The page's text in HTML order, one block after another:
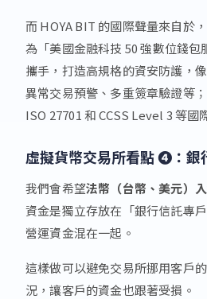
而 HOYA BIT 的國際聲量來自於
為「美國金融科技 50 強數位錢
攜手，打造高規格的資安防護，
異常交易預警、多重簽章驗證等
ISO 27701 和 CCSS Level 3 等國
虛擬貨幣交易所看點 ❹：銀
我們會希望法幣（台幣、美元）
資金是獨立存放在「銀行信託專
營運資金混在一起。
這樣做可以避免交易所挪用客戶
況，讓客戶的資金也跟著受損。